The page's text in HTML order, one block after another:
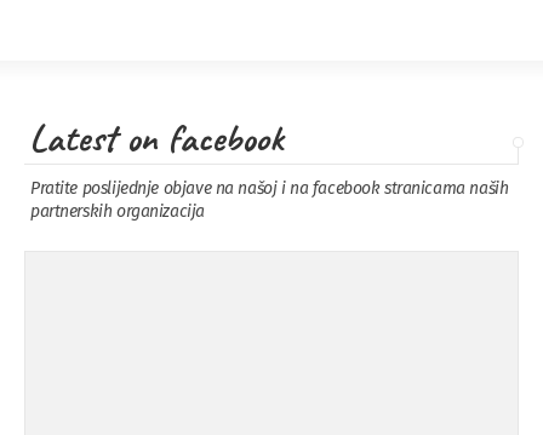
Latest on facebook
Pratite poslijednje objave na našoj i na facebook stranicama naših
partnerskih organizacija